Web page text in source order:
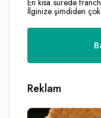
En kısa sürede
İlginize şimdiden
Reklam